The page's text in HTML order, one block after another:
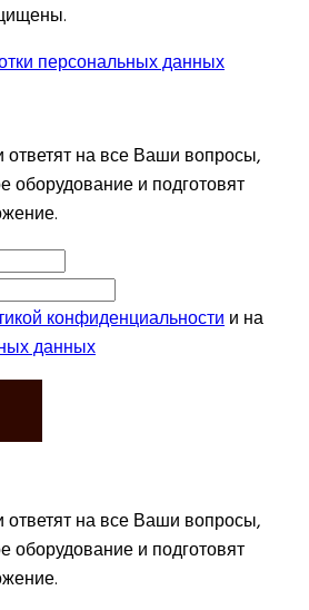
персональных данных
на все Ваши вопросы,
оборудование и подготовят
конфиденциальностии на
данных
на все Ваши вопросы,
оборудование и подготовят